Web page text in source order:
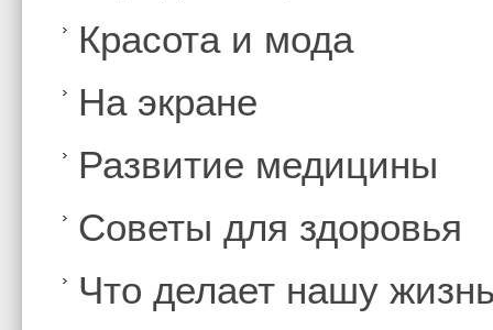
Красота и мода
На экране
Развитие медицины
Советы для здоровья
Что делает нашу